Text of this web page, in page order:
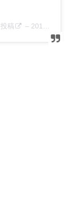
稿 – 2017年12月月31日午前6時53分PST